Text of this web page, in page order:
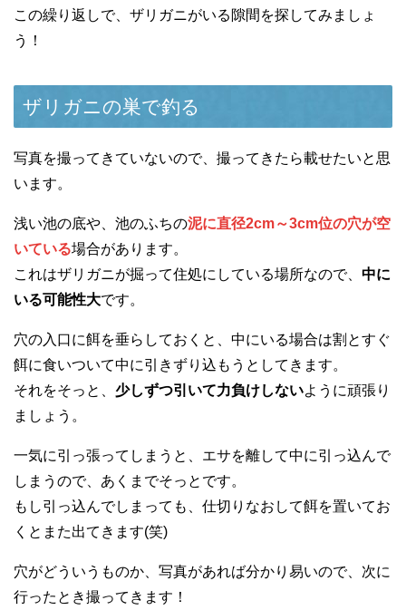
この繰り返しで、ザリガニがいる隙間を探してみましょ
う！
ザリガニの巣で釣る
写真を撮ってきていないので、撮ってきたら載せたいと思
います。
浅い池の底や、池のふちの泥に直径2cm～3cm位の穴が空
いている場合があります。
これはザリガニが掘って住処にしている場所なので、 中に
いる可能性大です。
穴の入口に餌を垂らしておくと、中にいる場合は割とすぐ
餌に食いついて中に引きずり込もうとしてきます。
それをそっと、 少しずつ引いて力負けしないように頑張り
ましょう。
一気に引っ張ってしまうと、エサを離して中に引っ込んで
しまうので、あくまでそっとです。
もし引っ込んでしまっても、仕切りなおして餌を置いてお
くとまた出てきます(笑)
穴がどういうものか、写真があれば分かり易いので、次に
行ったとき撮ってきます！